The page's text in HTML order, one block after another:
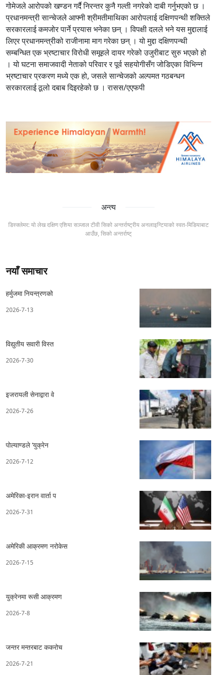
गोमेजले आरोपको खण्डन गर्दै निरन्तर कुनै गल्ती नगरेको दाबी गर्नुभएको छ ।
प्रधानमन्त्री सान्चेजले आफ्नी श्रीमतीमाथिका आरोपलाई दक्षिणपन्थी शक्तिले
सरकारलाई कमजोर पार्ने प्रयास भनेका छन् । विपक्षी दलले भने यस मुद्दालाई
लिएर प्रधानमन्त्रीको राजीनामा माग गरेका छन् । यो मुद्दा दक्षिणपन्थी
सम्बन्धित एक भ्रष्टाचार विरोधी समूहले दायर गरेको उजुरीबाट सुरु भएको हो
। यो घटना समाजवादी नेताको परिवार र पूर्व सहयोगीसँग जोडिएका विभिन्न
भ्रष्टाचार प्रकरण मध्ये एक हो, जसले सान्चेजको अल्पमत गठबन्धन
सरकारलाई ठूलो दबाब दिइरहेको छ । रासस/एएफपी
अन्त्य
डिस्क्लेमर: यो लेख दक्षिण एशिया सञ्जाल टीवी सिको अन्तर्राष्ट्रीय अनलाइन्टियाको स्वत-मिडियाबाट
आउँछ, सिको अन्तर्राष्ट्
नयाँ समाचार
हर्मुजमा नियन्त्रणको
2026-7-13
विद्युतीय सवारी विस्त
2026-7-30
इजरायली सेनाद्वारा वे
2026-7-26
पोल्याण्डले ‘युक्रेन
2026-7-12
अमेरिका-इरान वार्ता प
2026-7-31
अमेरिकी आक्रमण नरोकेस
2026-7-15
युक्रेनमा रूसी आक्रमण
2026-7-8
जन्तर मन्तरबाट ककरोच
2026-7-21